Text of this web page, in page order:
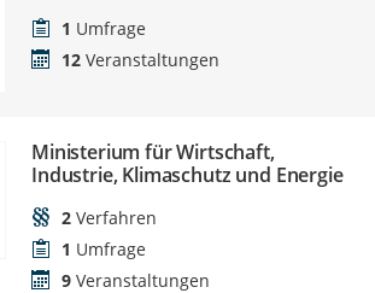
1 Umfrage
12 Veranstaltungen
Ministerium für Wirtschaft,
Industrie, Klimaschutz und Energie
2 Verfahren
1 Umfrage
9 Veranstaltungen